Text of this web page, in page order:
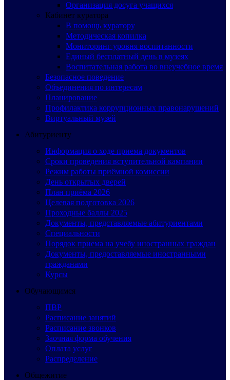
Организация досуга учащихся
Кабинет куратора
В помощь куратору
Методическая копилка
Мониторинг уровня воспитанности
Единый бесплатный день в музеях
Воспитательная работа во внеучебное время
Безопасное поведение
Объединения по интересам
Планирование
Профилактика коррупционных правонарушений
Виртуальный музей
Абитуриенту
Информация о ходе приема документов
Сроки проведения вступительной кампании
Режим работы приёмной комиссии
День открытых дверей
План приёма 2026
Целевая подготовка 2026
Проходные баллы 2025
Документы, представляемые абитуриентами
Специальности
Порядок приема на учебу иностранных граждан
Документы, предоставляемые иностранными
гражданами
Курсы
Обучающимся
ПВР
Расписание занятий
Расписание звонков
Заочная форма обучения
Оплата услуг
Распределение
Общежитие